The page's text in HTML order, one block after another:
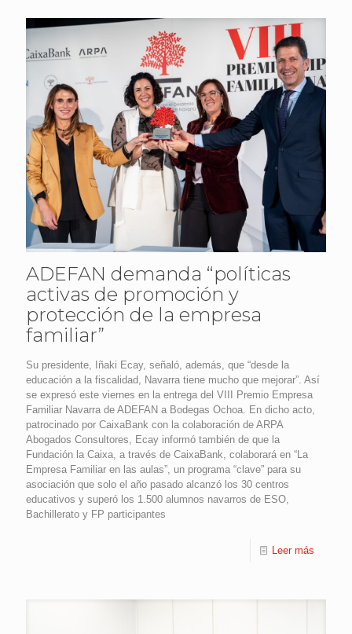
ADEFAN demanda “políticas
activas de promoción y
protección de la empresa
familiar”
Su presidente, Iñaki Ecay, señaló, además, que “desde la
educación a la fiscalidad, Navarra tiene mucho que mejorar”. Así
se expresó este viernes en la entrega del VIII Premio Empresa
Familiar Navarra de ADEFAN a Bodegas Ochoa. En dicho acto,
patrocinado por CaixaBank con la colaboración de ARPA
Abogados Consultores, Ecay informó también de que la
Fundación la Caixa, a través de CaixaBank, colaborará en “La
Empresa Familiar en las aulas”, un programa “clave” para su
asociación que solo el año pasado alcanzó los 30 centros
educativos y superó los 1.500 alumnos navarros de ESO,
Bachillerato y FP participantes
Leer más